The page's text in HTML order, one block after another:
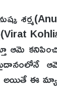
ఆమె
ఆమె
ఈ